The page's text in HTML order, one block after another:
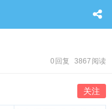
0 回复 3867 阅读
关注